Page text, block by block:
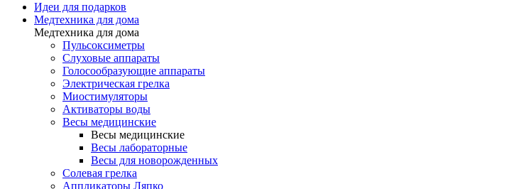
Идеи для подарков
Медтехника для дома
Медтехника для дома
Пульсоксиметры
Слуховые аппараты
Голосообразующие аппараты
Электрическая грелка
Миостимуляторы
Активаторы воды
Весы медицинские
Весы медицинские
Весы лабораторные
Весы для новорожденных
Солевая грелка
Аппликаторы Ляпко